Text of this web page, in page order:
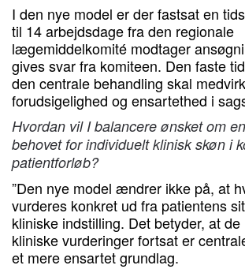
I den nye model er der fastsat en
til 14 arbejdsdage fra den regionale
lægemiddelkomité modtager
gives svar fra komiteen. Den faste
den centrale behandling skal
forudsigelighed og ensartethed i
Hvordan vil I balancere ønsket om
behovet for individuelt klinisk skøn i
patientforløb?
”Den nye model ændrer ikke på, at
vurderes konkret ud fra patientens
kliniske indstilling. Det betyder, at
kliniske vurderinger fortsat er
et mere ensartet grundlag.